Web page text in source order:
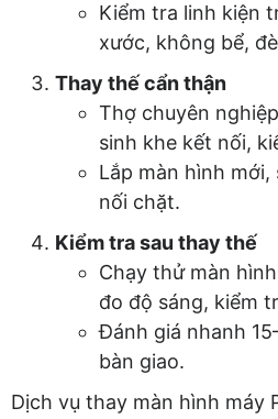
Kiểm tra linh kiện
xước, không bể,
Thay thế cẩn thận
Thợ chuyên
sinh khe kết nối,
Lắp màn hình
nối chặt.
Kiểm tra sau thay thế
Chạy thử màn
đo độ sáng, kiểm
Đánh giá nhanh
bàn giao.
Dịch vụ thay màn hình máy